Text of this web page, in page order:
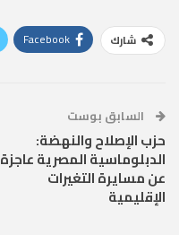
شارك Facebook
السابق بوست
حزب الإصلاح والنهضة:
الدبلوماسية المصرية عاجزة
عن مسايرة التغيرات
الإقليمية